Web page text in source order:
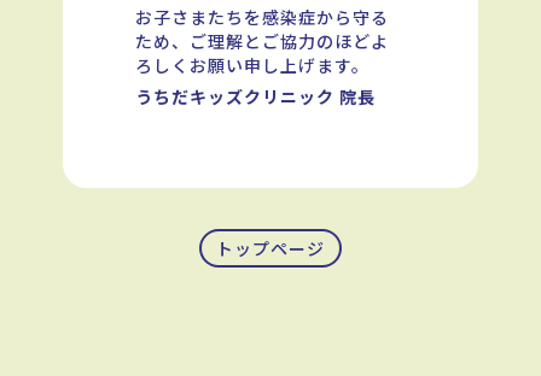
お子さまたちを感染症から守る
ため、ご理解とご協力のほどよ
ろしくお願い申し上げます。
うちだキッズクリニック 院長
トップページ